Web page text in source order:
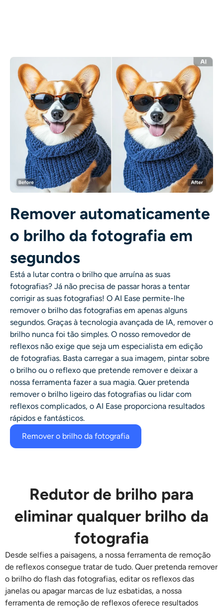
Ferramentas de retrato
Trocador de penteado
Trocador de roupas
Bebê AI
Filtro de IA
Gerador de tiro na cabeça AI
Criador de fotos para passaporte
Ferramentas de vídeo
Efeitos de vídeo
Aprimorador de vídeo
Removedor de Marca-d'água de Vídeo
Remover automaticamente
o brilho da fotografia em
segundos
Está a lutar contra o brilho que arruína as suas
fotografias? Já não precisa de passar horas a tentar
corrigir as suas fotografias! O AI Ease permite-lhe
remover o brilho das fotografias em apenas alguns
segundos. Graças à tecnologia avançada de IA, remover o
brilho nunca foi tão simples. O nosso removedor de
reflexos não exige que seja um especialista em edição
de fotografias. Basta carregar a sua imagem, pintar sobre
o brilho ou o reflexo que pretende remover e deixar a
nossa ferramenta fazer a sua magia. Quer pretenda
remover o brilho ligeiro das fotografias ou lidar com
reflexos complicados, o AI Ease proporciona resultados
rápidos e fantásticos.
Remover o brilho da fotografia
Redutor de brilho para
eliminar qualquer brilho da
fotografia
Desde selfies a paisagens, a nossa ferramenta de remoção
de reflexos consegue tratar de tudo. Quer pretenda remover
o brilho do flash das fotografias, editar os reflexos das
janelas ou apagar marcas de luz esbatidas, a nossa
ferramenta de remoção de reflexos oferece resultados